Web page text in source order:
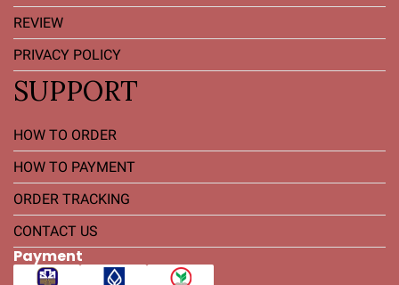
REVIEW
PRIVACY POLICY
SUPPORT
HOW TO ORDER
HOW TO PAYMENT
ORDER TRACKING
CONTACT US
Payment